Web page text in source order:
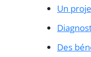
Un
Des